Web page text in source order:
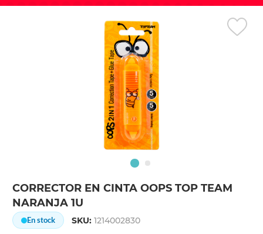
CORRECTOR EN CINTA OOPS TOP TEAM
NARANJA 1U
En stock SKU:1214002830